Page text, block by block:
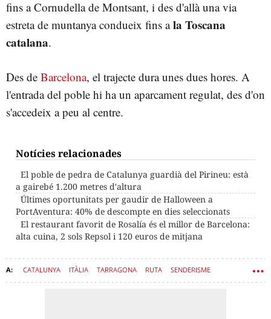
fins a Cornudella de Montsant, i des d'allà una via
estreta de muntanya condueix fins ala Toscana
catalana.
Des de Barcelona, el trajecte dura unes dues hores. A
l'entrada del poble hi ha un aparcament regulat, des d'on
s'accedeix a peu al centre.
Notícies relacionades
El poble de pedra de Catalunya guardià del Pirineu: està
a gairebé 1.200 metres d'altura
Últimes oportunitats per gaudir de Halloween a
PortAventura: 40% de descompte en dies seleccionats
El restaurant favorit de Rosalía és el millor de Barcelona:
alta cuina, 2 sols Repsol i 120 euros de mitjana
CATALUNYA ITÀLIA TARRAGONA RUTA SENDERISME